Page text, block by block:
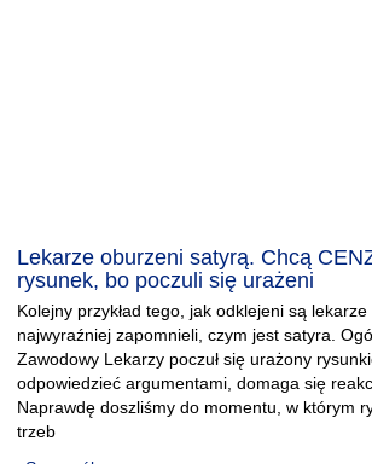
Lekarze oburzeni satyrą. Chcą
rysunek, bo poczuli się urażeni
Kolejny przykład tego, jak odklejeni są
najwyraźniej zapomnieli, czym jest satyra.
Zawodowy Lekarzy poczuł się urażony
odpowiedzieć argumentami, domaga się
Naprawdę doszliśmy do momentu, w którym
trzeb